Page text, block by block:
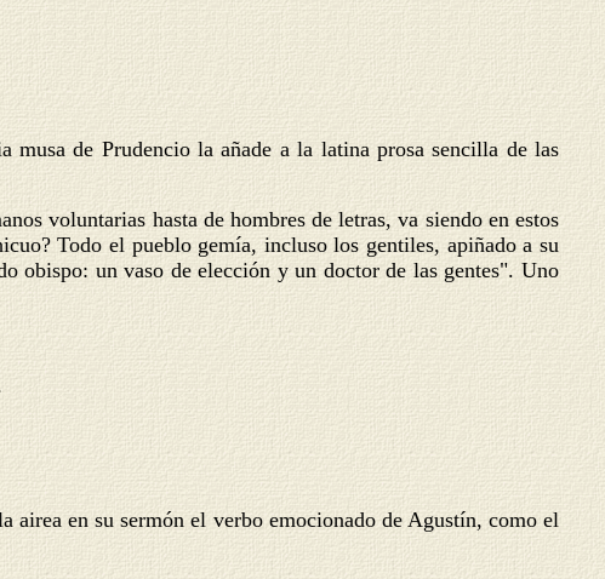
de Prudencio la añade a la latina prosa sencilla de las
voluntarias hasta de hombres de letras, va siendo en estos
Todo el pueblo gemía, incluso los gentiles, apiñado a su
obispo: un vaso de elección y un doctor de las gentes". Uno
en su sermón el verbo emocionado de Agustín, como el